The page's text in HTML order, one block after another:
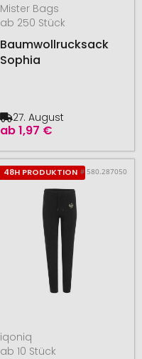
Mister Bags
ab 250 Stück
Baumwollrucksack
Sophia
ab1,97 €
27. August
48H PRODUKTION # 580.287050
iqoniq
ab 10 Stück